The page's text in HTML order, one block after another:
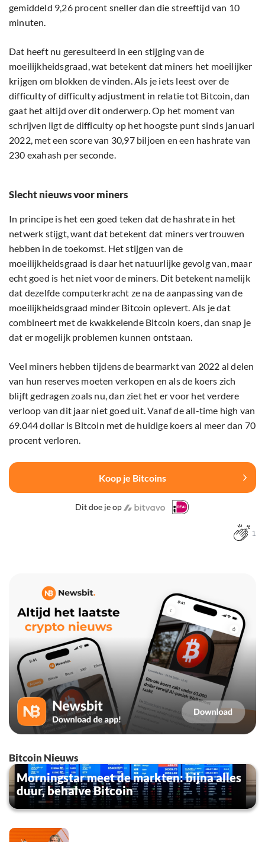
gemiddeld 9,26 procent sneller dan die streeftijd van 10
minuten.
Dat heeft nu geresulteerd in een stijging van de
moeilijkheidsgraad, wat betekent dat miners het moeilijker
krijgen om blokken de vinden. Als je iets leest over de
difficulty of difficulty adjustment in relatie tot Bitcoin, dan
gaat het altijd over dit onderwerp. Op het moment van
schrijven ligt de difficulty op het hoogste punt sinds januari
2022, met een score van 30,97 biljoen en een hashrate van
230 exahash per seconde.
Slecht nieuws voor miners
In principe is het een goed teken dat de hashrate in het
netwerk stijgt, want dat betekent dat miners vertrouwen
hebben in de toekomst. Het stijgen van de
moeilijkheidsgraad is daar het natuurlijke gevolg van, maar
echt goed is het niet voor de miners. Dit betekent namelijk
dat dezelfde computerkracht ze na de aanpassing van de
moeilijkheidsgraad minder Bitcoin oplevert. Als je dat
combineert met de kwakkelende Bitcoin koers, dan snap je
dat er mogelijk problemen kunnen ontstaan.
Veel miners hebben tijdens de bearmarkt van 2022 al delen
van hun reserves moeten verkopen en als de koers zich
blijft gedragen zoals nu, dan ziet het er voor het verdere
verloop van dit jaar niet goed uit. Vanaf de all-time high van
69.044 dollar is Bitcoin met de huidige koers al meer dan 70
procent verloren.
Koop je Bitcoins
Dit doe je op
1
Bitcoin Nieuws
Morningstar meet de markten: bijna alles
duur, behalve Bitcoin